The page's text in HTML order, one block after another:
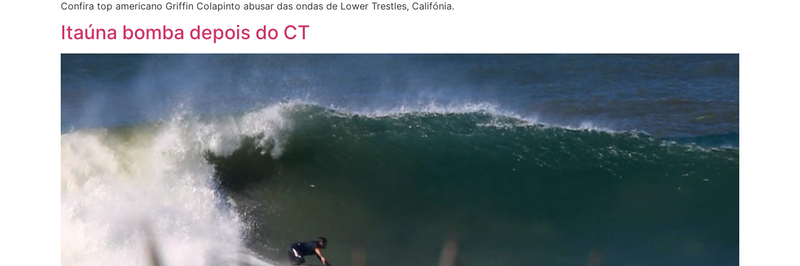
Confira top americano Griffin Colapinto abusar das ondas de Lower Trestles, Califónia.
Itaúna bomba depois do CT